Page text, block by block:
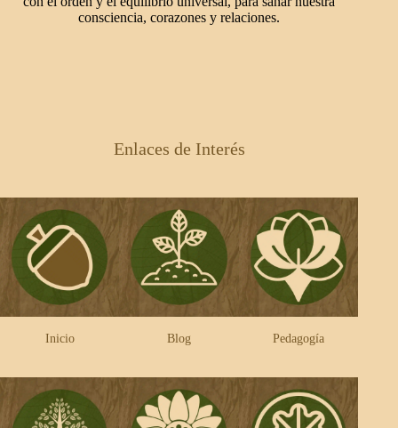
consciencia, corazones y relaciones.
Enlaces de Interés
Inicio Blog Pedagogía